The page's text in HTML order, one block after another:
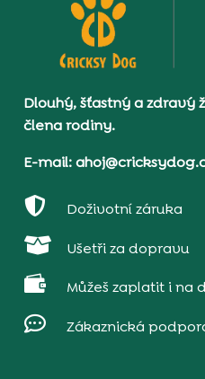
Dlouhý, šťastný a zdravý
člena rodiny.
E-mail:
 Doživotní záruka
 Ušetři za dopravu
 Můžeš zaplatit i na
 Zákaznická